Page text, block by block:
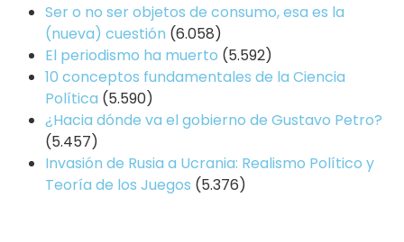
Ser o no ser objetos de consumo, esa es la
(nueva) cuestión (6.058)
El periodismo ha muerto (5.592)
10 conceptos fundamentales de la Ciencia
Política (5.590)
¿Hacia dónde va el gobierno de Gustavo Petro?
(5.457)
Invasión de Rusia a Ucrania: Realismo Político y
Teoría de los Juegos (5.376)